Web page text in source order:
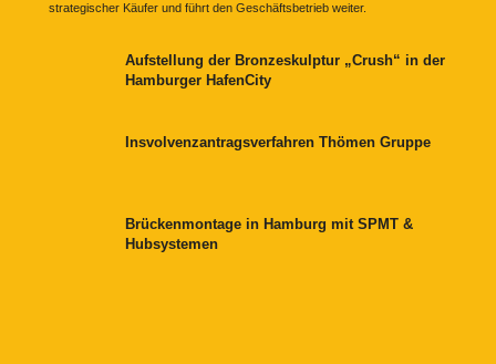
strategischer Käufer und führt den Geschäftsbetrieb weiter.
Aufstellung der Bronzeskulptur „Crush“ in der
Hamburger HafenCity
Insvolvenzantragsverfahren Thömen Gruppe
Brückenmontage in Hamburg mit SPMT &
Hubsystemen